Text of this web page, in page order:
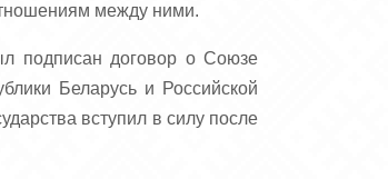
между ними.
подписан договор о Союзе
Беларусь и Российской
вступил в силу после